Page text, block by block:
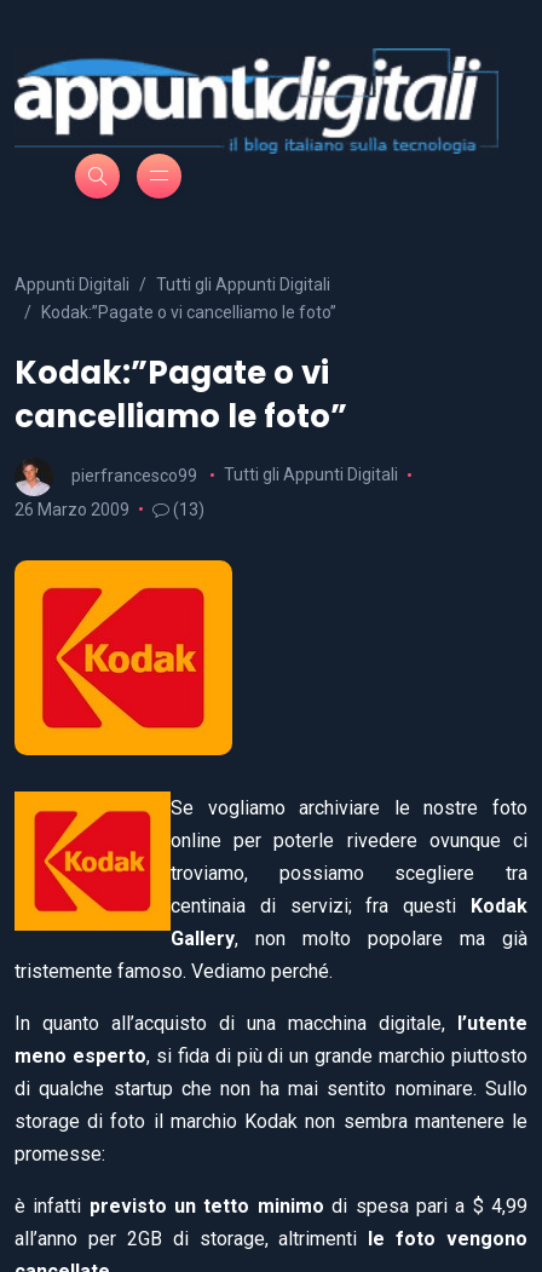
Appunti Digitali
Tutti gli Appunti Digitali
Kodak:”Pagate o vi cancelliamo le foto”
Kodak:”Pagate o vi
cancelliamo le foto”
pierfrancesco99
Tutti gli Appunti Digitali
26 Marzo 2009
(13)
Se vogliamo archiviare le nostre foto
online per poterle rivedere ovunque ci
troviamo, possiamo scegliere tra
centinaia di servizi; fra questi Kodak
Gallery, non molto popolare ma già
tristemente famoso. Vediamo perché.
In quanto all’acquisto di una macchina digitale, l’utente
meno esperto, si fida di più di un grande marchio piuttosto
di qualche startup che non ha mai sentito nominare. Sullo
storage di foto il marchio Kodak non sembra mantenere le
promesse:
è infatti previsto un tetto minimo di spesa pari a $ 4,99
all’anno per 2GB di storage, altrimenti le foto vengono